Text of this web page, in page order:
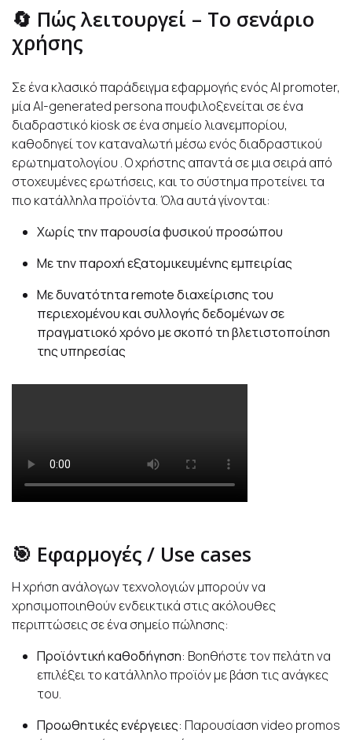
🔄 Πώς λειτουργεί – Το σενάριο
χρήσης
Σε ένα κλασικό παράδειγμα εφαρμογής ενός AI promoter,
μία AI-generated persona πουφιλοξενείται σε ένα
διαδραστικό kiosk σε ένα σημείο λιανεμπορίου,
καθοδηγεί τον καταναλωτή μέσω ενός διαδραστικού
ερωτηματολογίου . Ο χρήστης απαντά σε μια σειρά από
στοχευμένες ερωτήσεις, και το σύστημα προτείνει τα
πιο κατάλληλα προϊόντα. Όλα αυτά γίνονται:
Χωρίς την παρουσία φυσικού προσώπου
Με την παροχή εξατομικευμένης εμπειρίας
Με δυνατότητα remote διαχείρισης του
περιεχομένου και συλλογής δεδομένων σε
πραγματιοκό χρόνο με σκοπό τη βλετιστοποίηση
της υπηρεσίας
🎯 Εφαρμογές / Use cases
Η χρήση ανάλογων τεχνολογιών μπορούν να
χρησιμοποιηθούν ενδεικτικά στις ακόλουθες
περιπτώσεις σε ένα σημείο πώλησης:
Προϊόντική καθοδήγηση: Βοηθήστε τον πελάτη να
επιλέξει το κατάλληλο προϊόν με βάση τις ανάγκες
του.
Προωθητικές ενέργειες: Παρουσίαση video promos